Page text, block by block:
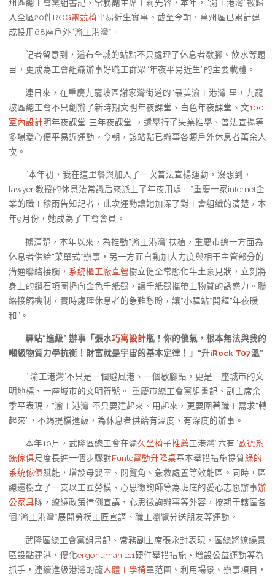
州區總工會黨組書記、常務副主席王莉先容，本年，“渝工港灣”被歸
入全區20件ROG電競椅平易近生實事。截至今朝，萬州區已累計建
成投用68座戶外“渝工港灣”。
記者留意到，遍布全城的站點不只處理了休息者歇腳、飲水等題
目，更成為工會組織辦事好職工群眾“年夜平易近生”的主要載體。
連日來，在重慶九龍坡區謝家灣街道的“最美渝工港灣”里，九龍
坡區總工會不只創辦了新時期文明年夜課堂、白色年夜課堂、文100
室內設計明年夜課堂“三年夜課堂”，還舉行了失業推舉、普法宣揚等
多場愛心便平易近運動。今朝，該站點已辦事各類戶外休息者萬余人
次。
“本年初，我在這里餐與加入了一次普法宣揚運動，沒想到，
lawyer 教授的休息法常識后來派上了年夜用處。”重慶一家internet企
業的職工穆雨告知記者，此次運動讓她加深了對工會組織的清楚，本
年9月份，她成為了工會會員。
據清楚，本年以來，為推動“渝工港灣”扶植，重慶市總一方面為
休息者供給“菜單式”辦事，另一方面自動加大力度與相干主管部分的
溝通聯絡接觸， 系統櫃工廠直營樹立健全常態化牛土豪見狀，立刻將
身上的鑽石項圈扔向金色千紙鶴，讓千紙鶴攜帶上物質的誘惑力。聯
絡接觸機制，實時處理休息者的急難愁盼，讓“小驛站”開釋“年夜暖
和”。
驛站“進級” 辦事「張水巧寓設計瓶！你的傻氣，根本無法與我的
噸級物質力學抗衡！財富就是宇宙的基本定律！」“升iRock T07溫”
“‘渝工港灣’不只是一個避風港、一個歇腳點，更是一座城市的文
明地標、一座城市的文明符號。”重慶市總工會黨組書記、副主席余
季平表現，“渝工港灣”不只要建起來、用起來，更要圍著職工需求“轉
起來”，不竭提檔進級，為休息者供給有溫度、有深度的辦事。
本年10月，武隆區總工會在渝久坐椅子推薦工港灣“六有”歐德系
統傢俱尺度長進一個步驟對Funte電動升降桌基本舉措措施提質綠的
系統傢俱賦能，增設母嬰室、閱覽角、急救處置等效能區。同時，區
總還樹立了一支以工匠勞模、心思徵詢師等為班底的愛心志愿辦事辦
公家具隊，繚繞政策律例宣講、心思徵詢辦事等外容，按期于轄區各
個“渝工港灣”展開勞模工匠宣講、職工瀏覽分送朋友等運動。
武隆區總工會黨組書記、常務副主席張永封表現，區總將繚繞景
區設點建港、優化ergohuman 111硬件舉措措施、增設公益運動等為
抓手，連續進級港灣的籠人體工學椅罩范圍、利用場景、辦事項目，